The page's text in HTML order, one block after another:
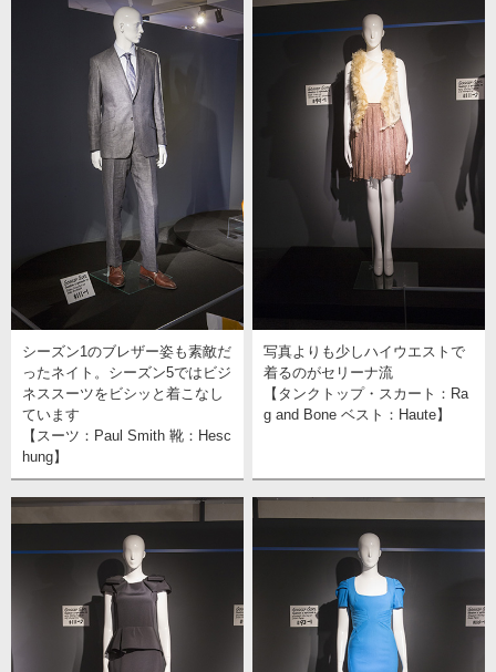
シーズン1のブレザー姿も素敵だ
ったネイト。シーズン5ではビジ
ネススーツをビシッと着こなし
ています
【スーツ：Paul Smith 靴：Hesc
hung】
写真よりも少しハイウエストで
着るのがセリーナ流
【タンクトップ・スカート：Ra
g and Bone ベスト：Haute】